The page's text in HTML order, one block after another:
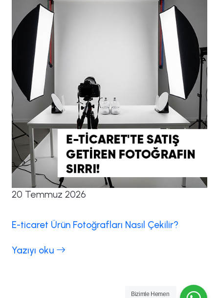
20 Temmuz 2026
E-ticaret Ürün Fotoğrafları Nasıl Çekilir?
Yazıyı oku
Bizimle Hemen